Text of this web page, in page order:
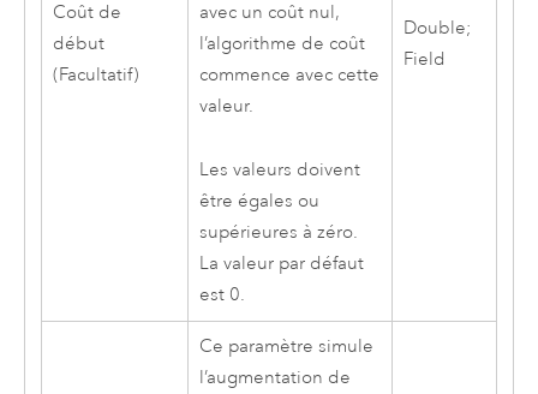
Coût de
début
(Facultatif)
avec un coût nul,
l’algorithme de coût
commence avec cette
valeur.
Les valeurs doivent
être égales ou
supérieures à zéro.
La valeur par défaut
est 0.
Double;
Field
Ce paramètre simule
l’augmentation de